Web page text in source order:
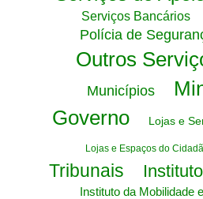
Serviços Bancários
Polícia de
Outros
Municípios
Governo
Lojas e
Lojas e Espaços do
Tribunais
Instituto da Mobilidade